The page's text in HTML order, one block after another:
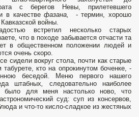
с берегов Невы, прилетевшего
в качествефазана,
- термин, хорошо
войны.
встретил несколько старых
что в походе забывается отчасти та
в общественном положении людей и
очень скоро.
сидели вокруг стола, почти как старые
кто на опрокинутом боченке, -
беседой. Меню первого нашего
штабных
следовательно наиболее
было для меня настолько ново, что
суд: суп из консервов,
и что-то кисло-сладкое из жестяных